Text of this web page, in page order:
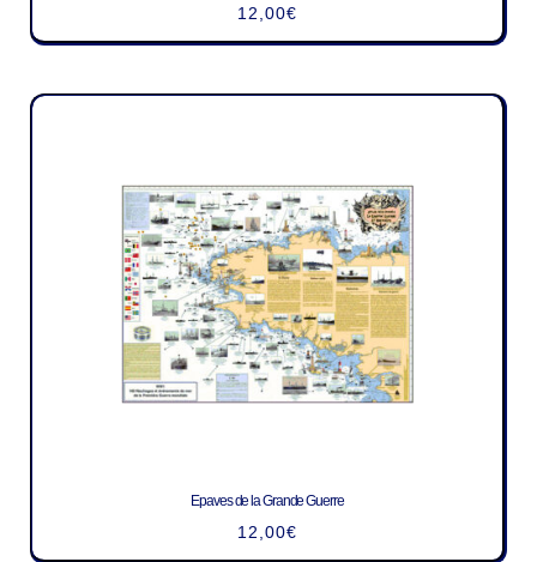
12,00€
Epaves de la Grande Guerre
12,00€